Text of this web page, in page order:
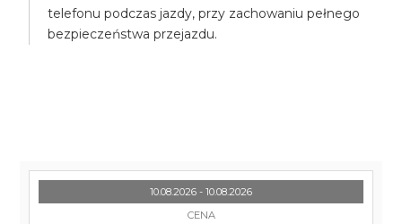
telefonu podczas jazdy, przy zachowaniu pełnego
bezpieczeństwa przejazdu.
10.08.2026 - 10.08.2026
CENA